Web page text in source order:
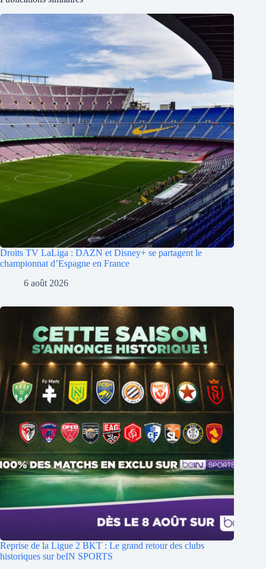
Droits TV LaLiga : DAZN et Disney+ se partagent le
championnat d’Espagne en France
6 août 2026
Reprise de la Ligue 2 BKT : Le grand retour des clubs
historiques sur beIN SPORTS